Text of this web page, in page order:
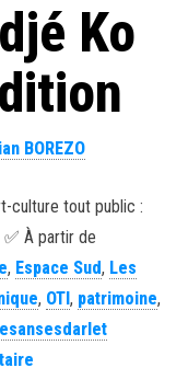
Ko
BOREZO
culture tout public :
À partir de
, Espace Sud, Les
, OTI, patrimoine,